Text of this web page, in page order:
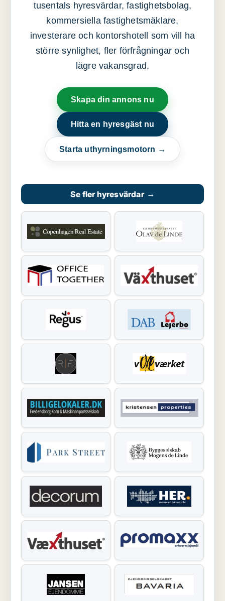
tusentals hyresvärdar, fastighetsbolag,
kommersiella fastighetsmäklare,
investerare och kontorshotell som vill ha
större synlighet, fler förfrågningar och
lägre vakansgrad.
Skapa din annons nu
Hitta en hyresgäst nu
Starta uthyrningsmotorn →
Se fler hyresvärdar →